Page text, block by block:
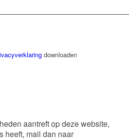
downloaden
aantreft op deze website,
heeft, mail dan naar